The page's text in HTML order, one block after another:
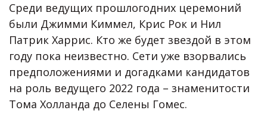
Среди ведущих прошлогодних церемоний
были Джимми Киммел, Крис Рок и Нил
Патрик Харрис. Кто же будет звездой в этом
году пока неизвестно. Сети уже взорвались
предположениями и догадками кандидатов
на роль ведущего 2022 года – знаменитости
Тома Холланда до Селены Гомес.